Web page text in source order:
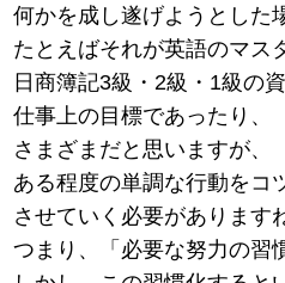
何かを成し遂げようとした
たとえばそれが英語のマス
日商簿記3級・2級・1級の
仕事上の目標であったり、
さまざまだと思いますが、
ある程度の単調な行動をコ
させていく必要があります
つまり、「必要な努力の習